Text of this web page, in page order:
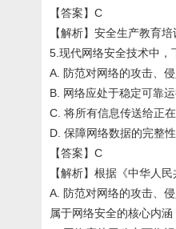
【答案】C
【解析】安全生产教育
5.现代网络安全技术中，
A. 防范对网络的攻击、
B. 网络应处于稳定可靠
C. 将所有信息传送给正
D. 保障网络数据的完整
【答案】C
【解析】根据《中华人
A. 防范对网络的攻击、
属于网络安全的核心内